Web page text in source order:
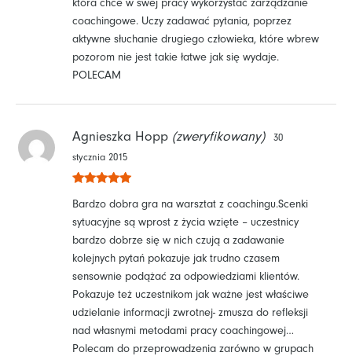
coachingowe. Uczy zadawać pytania, poprzez
aktywne słuchanie drugiego człowieka, które wbrew
pozorom nie jest takie łatwe jak się wydaje.
POLECAM
na 5
Agnieszka Hopp (zweryfikowany)
30
stycznia 2015
Bardzo dobra gra na warsztat z coachingu.Scenki
sytuacyjne są wprost z życia wzięte – uczestnicy
bardzo dobrze się w nich czują a zadawanie
kolejnych pytań pokazuje jak trudno czasem
sensownie podążać za odpowiedziami klientów.
Pokazuje też uczestnikom jak ważne jest właściwe
udzielanie informacji zwrotnej- zmusza do refleksji
nad własnymi metodami pracy coachingowej…
Polecam do przeprowadzenia zarówno w grupach